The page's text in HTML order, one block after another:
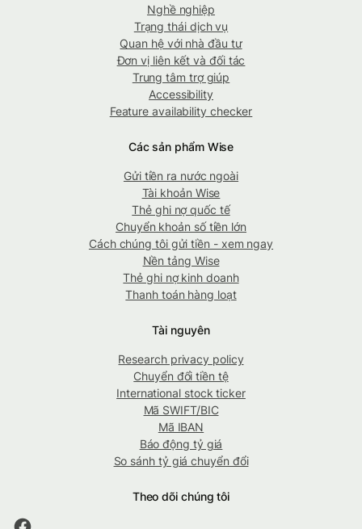
Nghề nghiệp
Trạng thái dịch vụ
Quan hệ với nhà đầu tư
Đơn vị liên kết và đối tác
Trung tâm trợ giúp
Accessibility
Feature availability checker
Các sản phẩm Wise
Gửi tiền ra nước ngoài
Tài khoản Wise
Thẻ ghi nợ quốc tế
Chuyển khoản số tiền lớn
Cách chúng tôi gửi tiền - xem ngay
Nền tảng Wise
Thẻ ghi nợ kinh doanh
Thanh toán hàng loạt
Tài nguyên
Research privacy policy
Chuyển đổi tiền tệ
International stock ticker
Mã SWIFT/BIC
Mã IBAN
Báo động tỷ giá
So sánh tỷ giá chuyển đổi
Theo dõi chúng tôi